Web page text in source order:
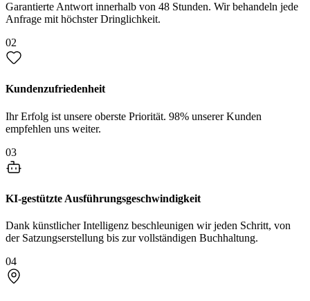
Garantierte Antwort innerhalb von 48 Stunden. Wir behandeln jede
Anfrage mit höchster Dringlichkeit.
02
Kundenzufriedenheit
Ihr Erfolg ist unsere oberste Priorität. 98% unserer Kunden
empfehlen uns weiter.
03
KI-gestützte Ausführungsgeschwindigkeit
Dank künstlicher Intelligenz beschleunigen wir jeden Schritt, von
der Satzungserstellung bis zur vollständigen Buchhaltung.
04